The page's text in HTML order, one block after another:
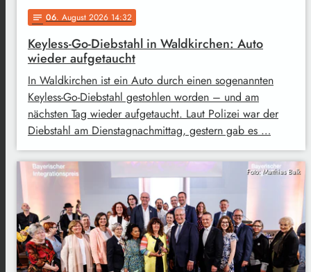
notes 06. August 2026 14:32
Keyless-Go-Diebstahl in Waldkirchen: Auto
wieder aufgetaucht
In Waldkirchen ist ein Auto durch einen sogenannten
Keyless-Go-Diebstahl gestohlen worden – und am
nächsten Tag wieder aufgetaucht. Laut Polizei war der
Diebstahl am Dienstagnachmittag, gestern gab es …
Foto: Matthias Balk